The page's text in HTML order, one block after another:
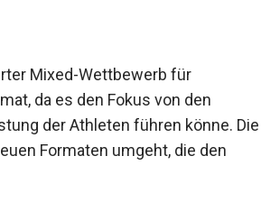
vor den US
Mixed-Wettbewerb für
da es den Fokus von den
der Athleten führen könne. Die